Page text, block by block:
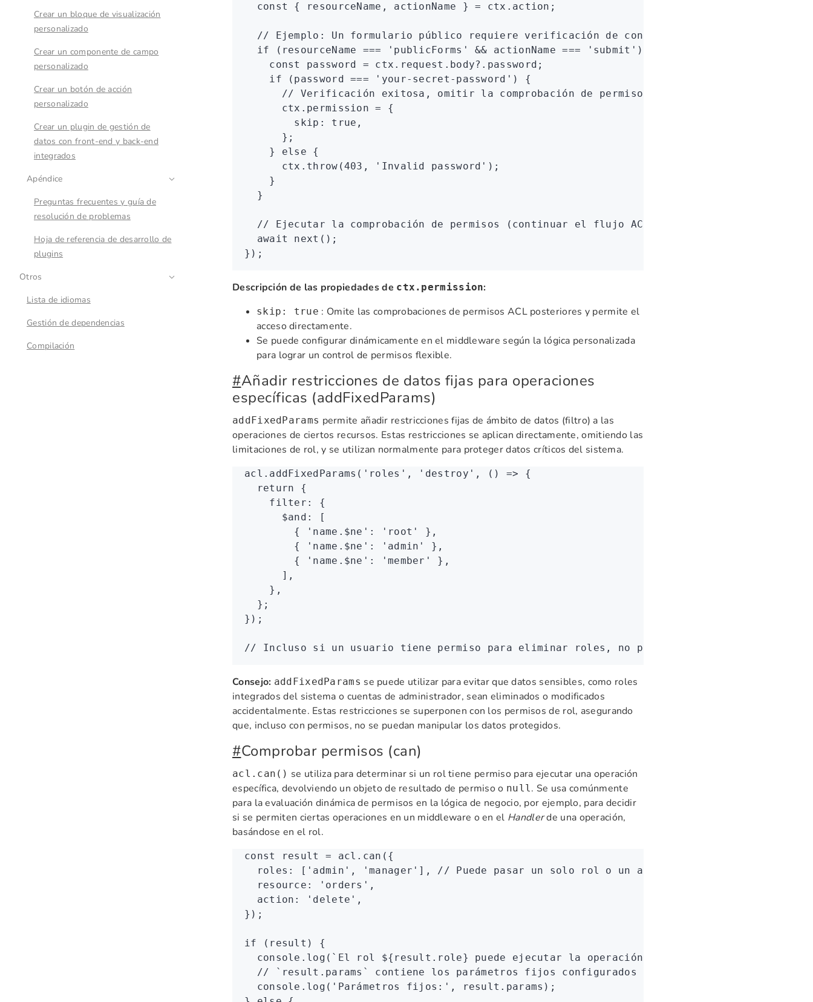
Crear un bloque de visualización
personalizado
Crear un componente de campo
personalizado
Crear un botón de acción
personalizado
Crear un plugin de gestión de
datos con front-end y back-end
integrados
Apéndice
Preguntas frecuentes y guía de
resolución de problemas
Hoja de referencia de desarrollo de
plugins
Otros
Lista de idiomas
Gestión de dependencias
Compilación
  const
{ resourceName , actionName } = ctx .action;
// Ejemplo: Un formulario público requiere verificación de contraseña para omitir la
  if
(resourceName === 'publicForms' && actionName === 'submit' ) {
    const
password = ctx . request . body?.password;
    if
(password === 'your-secret-password' ) {
      // Verificación exitosa, omitir la comprobación de permisos.
      ctx
.permission = {
        skip
: true ,
      };
    }
else {
      ctx
.throw (403 , 'Invalid password' );
    }
  }
  // Ejecutar la comprobación de permisos (continuar el flujo ACL).
  await
next ();
});
Descripción de las propiedades de ctx.permission:
skip: true : Omite las comprobaciones de permisos ACL posteriores y permite el
acceso directamente.
Se puede configurar dinámicamente en el middleware según la lógica personalizada
para lograr un control de permisos flexible.
#Añadir restricciones de datos fijas para operaciones
específicas (addFixedParams)
addFixedParams permite añadir restricciones fijas de ámbito de datos (filtro) a las
operaciones de ciertos recursos. Estas restricciones se aplican directamente, omitiendo las
limitaciones de rol, y se utilizan normalmente para proteger datos críticos del sistema.
acl .addFixedParams ( 'roles' , 'destroy' , () => {
  return
{
    filter
:
{
      $and
:
[
        {
'name.$ne' : 'root' } ,
        {
'name.$ne' : 'admin' } ,
        {
'name.$ne' : 'member' } ,
      ]
,
    }
,
  };
});
// Incluso si un usuario tiene permiso para eliminar roles, no podrá eliminar roles del
Consejo: addFixedParams se puede utilizar para evitar que datos sensibles, como roles
integrados del sistema o cuentas de administrador, sean eliminados o modificados
accidentalmente. Estas restricciones se superponen con los permisos de rol, asegurando
que, incluso con permisos, no se puedan manipular los datos protegidos.
#Comprobar permisos (can)
acl.can() se utiliza para determinar si un rol tiene permiso para ejecutar una operación
específica, devolviendo un objeto de resultado de permiso o null. Se usa comúnmente
para la evaluación dinámica de permisos en la lógica de negocio, por ejemplo, para decidir
si se permiten ciertas operaciones en un middleware o en el Handlerde una operación,
basándose en el rol.
const result = acl .can ({
  roles
: [ 'admin' , 'manager' ] ,
// Puede pasar un solo rol o un array de roles
  resource
: 'orders' ,
  action
: 'delete' ,
});
if (result) {
  console
.log ( `El rol ${ result .role} puede ejecutar la operación
// `result.params` contiene los parámetros fijos configurados a través de
  console
.log ( 'Parámetros fijos:' , result .params);